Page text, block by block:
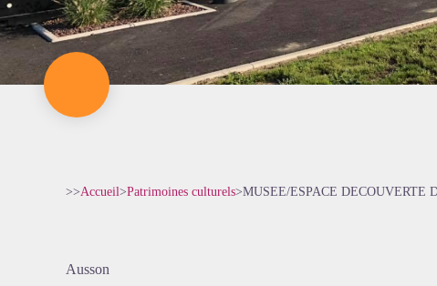
>>Accueil>Patrimoines culturels>MUSEE/ESPACE DECOUVERTE
Ausson